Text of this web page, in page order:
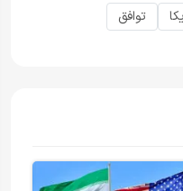
توافق